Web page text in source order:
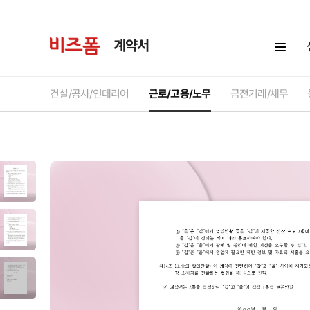
계약서
건설/공사/인테리어 근로/고용/노무 금전거래/채무